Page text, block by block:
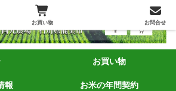
お買い物
報 お米の年間契約
お買い物 お問合せ